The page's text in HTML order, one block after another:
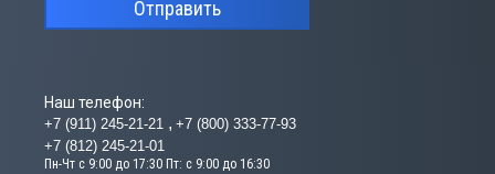
Наш телефон:
+7 (911) 245-21-21
+7 (800) 333-77-93
+7 (812) 245-21-01
Пн-Чт с 9:00 до 17:30 Пт: с 9:00 до 16:30
Отправить